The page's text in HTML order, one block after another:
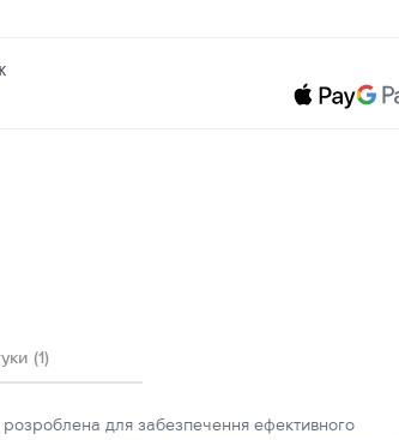
(1)
для забезпечення ефективного